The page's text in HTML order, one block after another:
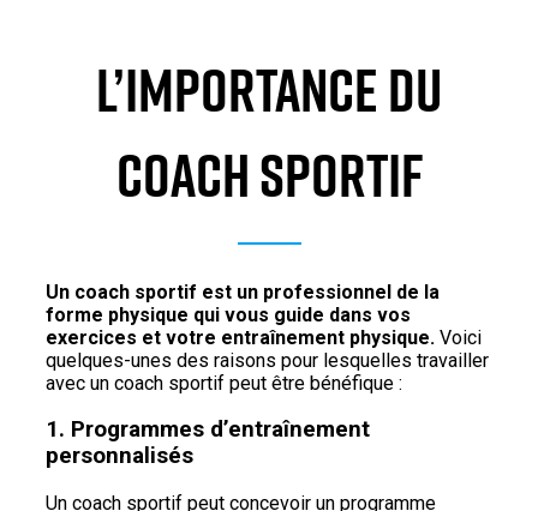
L’IMPORTANCE DU
COACH SPORTIF
Un coach sportif est un professionnel de la
forme physique qui vous guide dans vos
exercices et votre entraînement physique. Voici
quelques-unes des raisons pour lesquelles travailler
avec un coach sportif peut être bénéfique :
1. Programmes d’entraînement
personnalisés
Un coach sportif peut concevoir un programme